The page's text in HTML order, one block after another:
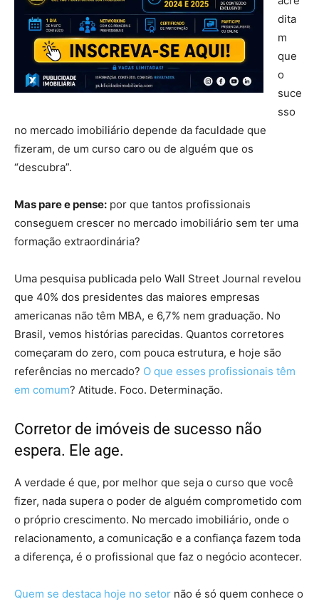
dita
m
que
o
suce
sso
no mercado imobiliário depende da faculdade que
fizeram, de um curso caro ou de alguém que os
“descubra”.
Mas pare e pense: por que tantos profissionais
conseguem crescer no mercado imobiliário sem ter uma
formação extraordinária?
Uma pesquisa publicada pelo Wall Street Journal revelou
que 40% dos presidentes das maiores empresas
americanas não têm MBA, e 6,7% nem graduação. No
Brasil, vemos histórias parecidas. Quantos corretores
começaram do zero, com pouca estrutura, e hoje são
referências no mercado? O que esses profissionais têm
em comum? Atitude. Foco. Determinação.
Corretor de imóveis de sucesso não
espera. Ele age.
A verdade é que, por melhor que seja o curso que você
fizer, nada supera o poder de alguém comprometido com
o próprio crescimento. No mercado imobiliário, onde o
relacionamento, a comunicação e a confiança fazem toda
a diferença, é o profissional que faz o negócio acontecer.
Quem se destaca hoje no setor não é só quem conhece o